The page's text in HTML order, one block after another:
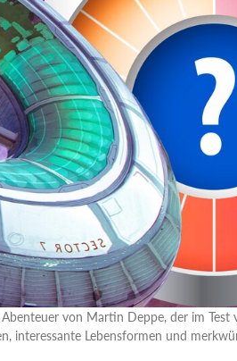
von Martin Deppe, der im Test
interessante Lebensformen und